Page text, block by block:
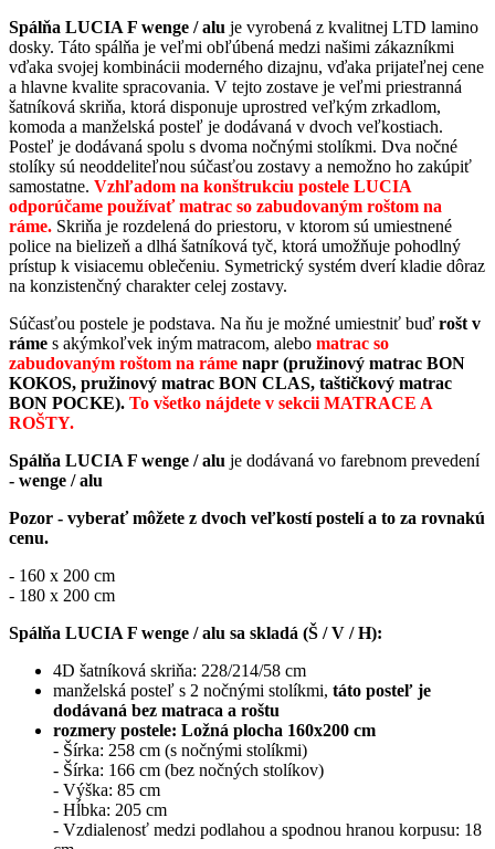
Spálňa LUCIA F wenge / alu je vyrobená z kvalitnej LTD lamino
dosky. Táto spálňa je veľmi obľúbená medzi našimi zákazníkmi
vďaka svojej kombinácii moderného dizajnu, vďaka prijateľnej cene
a hlavne kvalite spracovania. V tejto zostave je veľmi priestranná
šatníková skriňa, ktorá disponuje uprostred veľkým zrkadlom,
komoda a manželská posteľ je dodávaná v dvoch veľkostiach.
Posteľ je dodávaná spolu s dvoma nočnými stolíkmi. Dva nočné
stolíky sú neoddeliteľnou súčasťou zostavy a nemožno ho zakúpiť
samostatne. Vzhľadom na konštrukciu postele LUCIA
odporúčame používať matrac so zabudovaným roštom na
ráme. Skriňa je rozdelená do priestoru, v ktorom sú umiestnené
police na bielizeň a dlhá šatníková tyč, ktorá umožňuje pohodlný
prístup k visiacemu oblečeniu. Symetrický systém dverí kladie dôraz
na konzistenčný charakter celej zostavy.
Súčasťou postele je podstava. Na ňu je možné umiestniť buď rošt v
ráme s akýmkoľvek iným matracom, alebo matrac so
zabudovaným roštom na ráme napr (pružinový matrac BON
KOKOS, pružinový matrac BON CLAS, taštičkový matrac
BON POCKE). To všetko nájdete v sekcii MATRACE A
ROŠTY.
Spálňa LUCIA F wenge / alu je dodávaná vo farebnom prevedení
- wenge / alu
Pozor - vyberať môžete z dvoch veľkostí postelí a to za rovnakú
cenu.
- 160 x 200 cm
- 180 x 200 cm
Spálňa LUCIA F wenge / alu sa skladá (Š / V / H):
4D šatníková skriňa: 228/214/58 cm
manželská posteľ s 2 nočnými stolíkmi, táto posteľ je
dodávaná bez matraca a roštu
rozmery postele: Ložná plocha 160x200 cm
- Šírka: 258 cm (s nočnými stolíkmi)
- Šírka: 166 cm (bez nočných stolíkov)
- Výška: 85 cm
- Hĺbka: 205 cm
- Vzdialenosť medzi podlahou a spodnou hranou korpusu: 18